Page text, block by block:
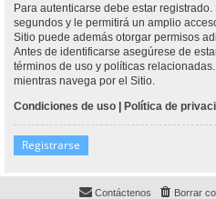
Para autenticarse debe estar
segundos y le permitirá un amplio
Sitio puede además otorgar permisos
Antes de identificarse asegúrese de
términos de uso y políticas
mientras navega por el Sitio.
Condiciones de uso | Política de
Registrarse
Borrar
Contáctenos